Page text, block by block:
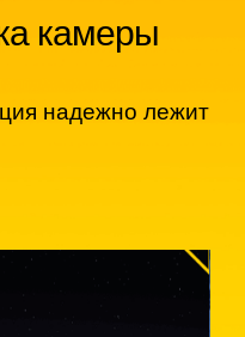
камеры
надежно лежит